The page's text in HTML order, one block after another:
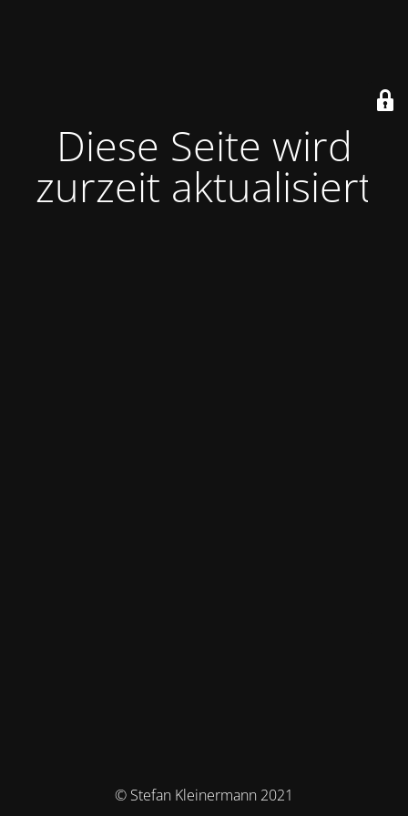
Diese Seite wird
zurzeit aktualisiert
© Stefan Kleinermann 2021